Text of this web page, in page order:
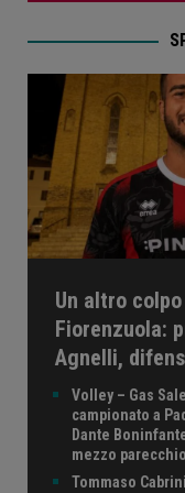
Un altro
Fiorenzuola:
Agnelli,
Volley – Gas
campionato a
Dante
mezzo
Tommaso